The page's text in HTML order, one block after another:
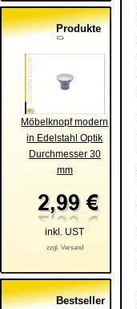
Produkte
Möbelknopf modern
in Edelstahl Optik
Durchmesser 30
mm
inkl. UST
zzgl. Versand
Bestseller